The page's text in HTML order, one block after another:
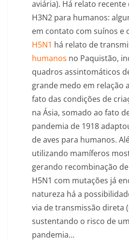
aviária). Há relato
H3N2 para humanos:
em contato com suínos e
H5N1 há relato de
humanos no Paquistão,
quadros assintomáticos
grande medo em relação
fato das condições de
na Ásia, somado ao fato
pandemia de 1918
de aves para humanos.
utilizando mamíferos
gerando recombinação
H5N1 com mutações já
natureza há a
via de transmissão direta
sustentando o risco de
pandemia…